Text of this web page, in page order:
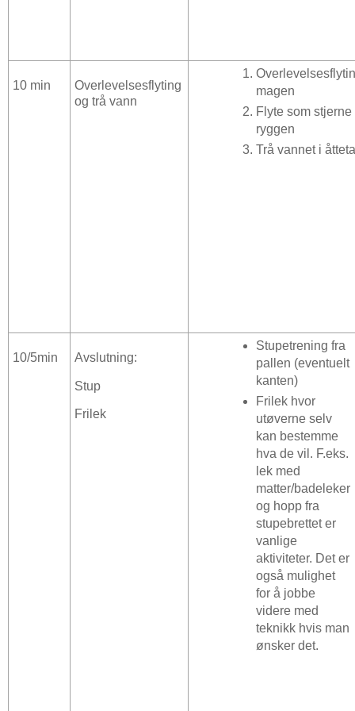
10 min
Overlevelsesflyting
og trå vann
magen
Flyte som stjerne
ryggen
Trå vannet i
10/5min Avslutning:
Stup
Frilek
Stupetrening fra
pallen (eventuelt
kanten)
Frilek hvor
utøverne selv
kan bestemme
hva de vil. F.eks.
lek med
matter/badeleker
og hopp fra
stupebrettet er
vanlige
aktiviteter. Det er
også mulighet
for å jobbe
videre med
teknikk hvis man
ønsker det.